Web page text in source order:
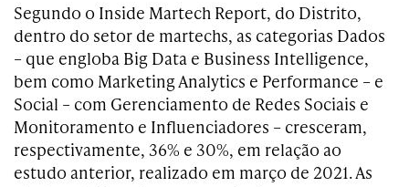
Segundo o Inside Martech Report, do Distrito,
dentro do setor de martechs, as categorias Dados
– que engloba Big Data e Business Intelligence,
bem como Marketing Analytics e Performance – e
Social – com Gerenciamento de Redes Sociais e
Monitoramento e Influenciadores – cresceram,
respectivamente, 36% e 30%, em relação ao
estudo anterior, realizado em março de 2021. As